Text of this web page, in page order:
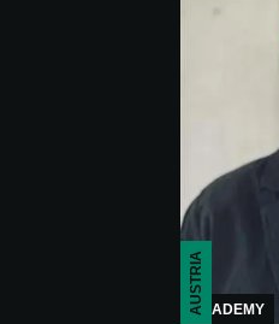
ACADEMY
AUSTRIA